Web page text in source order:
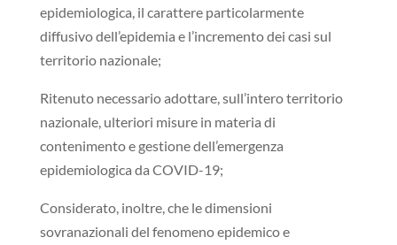
epidemiologica, il carattere particolarmente
diffusivo dell’epidemia e l’incremento dei casi sul
territorio nazionale;
Ritenuto necessario adottare, sull’intero territorio
nazionale, ulteriori misure in materia di
contenimento e gestione dell’emergenza
epidemiologica da COVID-19;
Considerato, inoltre, che le dimensioni
sovranazionali del fenomeno epidemico e